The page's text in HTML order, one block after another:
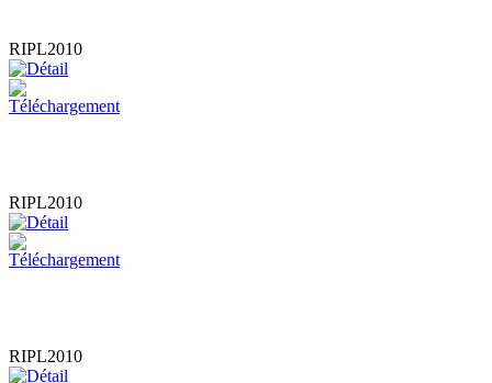
RIPL2010
RIPL2010
RIPL2010